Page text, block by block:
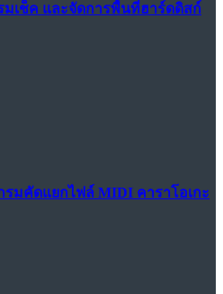
มเช็ค และจัดการพื้นที่ฮาร์ดดิสก์
รมคัดแยกไฟล์ MIDI คาราโอเกะ